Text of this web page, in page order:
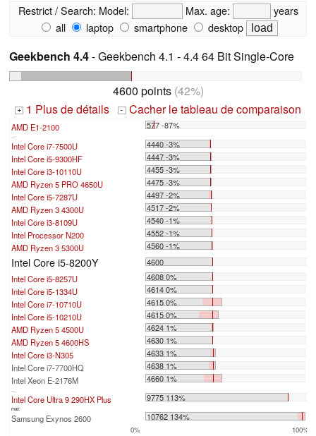
Restrict / Search: Model: Max. age:
years
all
laptop smartphone desktop
Geekbench 4.4- Geekbench 4.1 - 4.4 64 Bit Single-Core
4600 points(42%)
+ 1 Plus de détails - Cacher le tableau de comparaison
AMD E1-2100 577 -87%
...
Intel Core i7-7500U
4440 -3%
Intel Core i5-9300HF
4447 -3%
Intel Core i3-10110U
4455 -3%
AMD Ryzen 5 PRO 4650U
4475 -3%
Intel Core i5-7287U
4497 -2%
AMD Ryzen 3 4300U
4517 -2%
Intel Core i3-8109U
4540 -1%
Intel Processor N200
4552 -1%
AMD Ryzen 3 5300U
4560 -1%
Intel Core i5-8200Y
4600
Intel Core i5-8257U
4608 0%
Intel Core i5-1334U
4614 0%
Intel Core i7-10710U
4615 0%
Intel Core i5-10210U
4615 0%
AMD Ryzen 5 4500U
4624 1%
AMD Ryzen 5 4600HS
4630 1%
Intel Core i3-N305
4633 1%
Intel Core i7-7700HQ
4638 1%
Intel Xeon E-2176M
4660 1%
...
Intel Core Ultra 9 290HX Plus 9775 113%
max:
Samsung Exynos 2600 10762 134%
0% 100%